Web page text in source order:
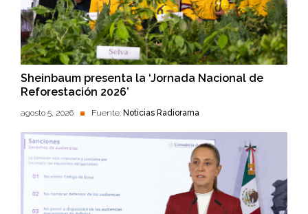
Sheinbaum presenta la ‘Jornada Nacional de
Reforestación 2026’
agosto 5, 2026 Fuente: Noticias Radiorama